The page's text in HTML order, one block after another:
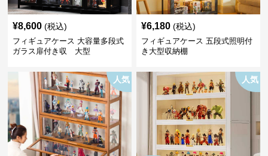
¥8,600 (税込)
フィギュアケース 大容量多段式
ガラス扉付き収 大型
¥6,180 (税込)
フィギュアケース 五段式照明付
き大型収納棚
人気 人気